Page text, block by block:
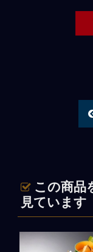
イベント・観光
れんこん料理専門店む
この商品
見ています